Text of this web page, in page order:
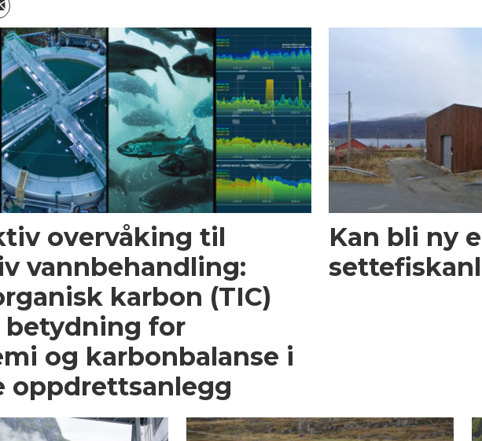
overvåking til
vannbehandling:
karbon (TIC)
betydning for
og karbon­balanse i
oppdrettsanlegg
Kan bli ny